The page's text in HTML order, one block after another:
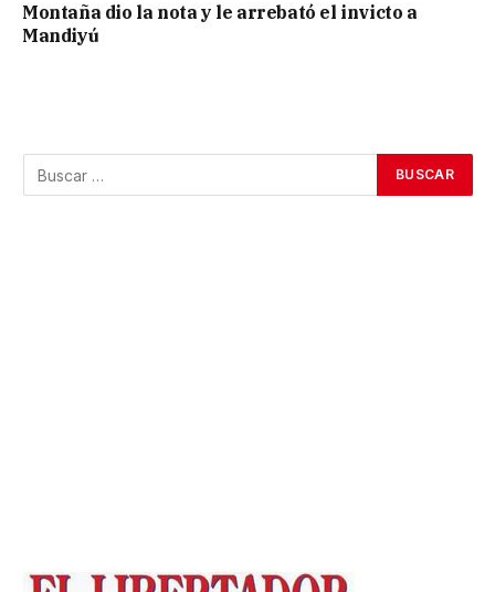
Montaña dio la nota y le arrebató el invicto a
Mandiyú